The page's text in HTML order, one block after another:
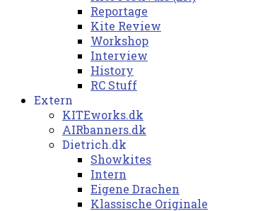
Reportage
Kite Review
Workshop
Interview
History
RC Stuff
Extern
KITEworks.dk
AIRbanners.dk
Dietrich.dk
Showkites
Intern
Eigene Drachen
Klassische Originale